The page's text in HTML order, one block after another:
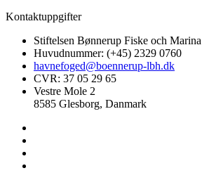
Kontaktuppgifter
Stiftelsen Bønnerup Fiske och Marina
Huvudnummer: (+45) 2329 0760
havnefoged@boennerup-lbh.dk
CVR: 37 05 29 65
Vestre Mole 2
8585 Glesborg, Danmark